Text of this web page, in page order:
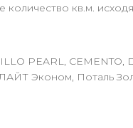
кв.м.
PEARL, CEMENTO,
ЛАЙТ Эконом, Поталь